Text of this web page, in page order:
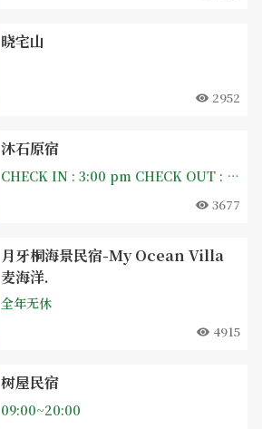
晓宅山
2952
沐石原宿
CHECK IN : 3:00 pm CHECK OUT : 11:00 am
3677
月牙桐海景民宿-My Ocean Villa
麦海洋.
全年无休
4915
树屋民宿
09:00~20:00